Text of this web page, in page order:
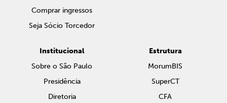
Comprar ingressos
Seja Sócio Torcedor
Institucional
Sobre o São Paulo
Presidência
Diretoria
Estrutura
MorumBIS
SuperCT
CFA